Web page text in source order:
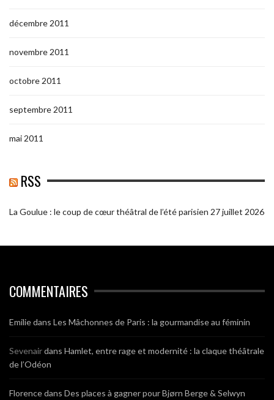
décembre 2011
novembre 2011
octobre 2011
septembre 2011
mai 2011
RSS
La Goulue : le coup de cœur théâtral de l’été parisien 27 juillet 2026
COMMENTAIRES
Emiliedans Les Mâchonnes de Paris : la gourmandise au féminin
Sevenairdans Hamlet, entre rage et modernité : la claque théâtrale
de l’Odéon
Florencedans Des places à gagner pour Bjørn Berge & Selwyn